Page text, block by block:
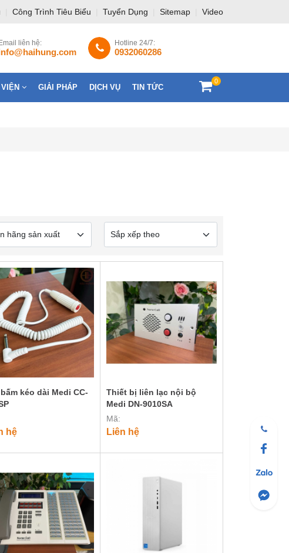
Công Trình Tiêu Biểu Tuyển Dụng Sitemap Video
Hotline 24/7:
0932060286
Email liên hệ:
0
GIẢI PHÁP DỊCH VỤ TIN TỨC
kéo dài Medi CC-
hệ
Thiết bị liên lạc nội bộ
Medi DN-9010SA
Mã:
Liên hệ